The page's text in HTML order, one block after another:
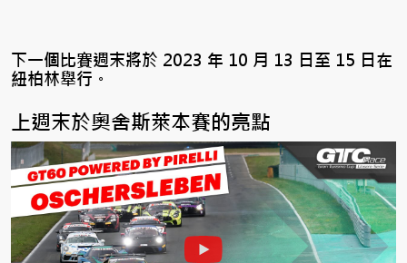
下一個比賽週末將於 2023 年 10 月 13 日至 15 日在
紐柏林舉行。
上週末於奧舍斯萊本賽的亮點